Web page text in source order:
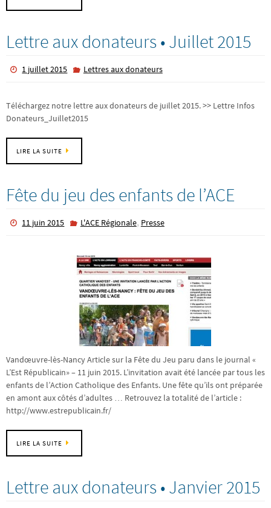
Lettre aux donateurs • Juillet 2015
1 juillet 2015 Lettres aux donateurs
Téléchargez notre lettre aux donateurs de juillet 2015. >> Lettre Infos
Donateurs_Juillet2015
LIRE LA SUITE
Fête du jeu des enfants de l’ACE
11 juin 2015 L'ACE Régionale, Presse
Vandœuvre-lès-Nancy Article sur la Fête du Jeu paru dans le journal «
L’Est Républicain» – 11 juin 2015. L’invitation avait été lancée par tous les
enfants de l’Action Catholique des Enfants. Une fête qu’ils ont préparée
en amont aux côtés d’adultes … Retrouvez la totalité de l’article :
http://www.estrepublicain.fr/
LIRE LA SUITE
Lettre aux donateurs • Janvier 2015